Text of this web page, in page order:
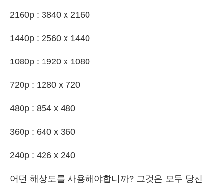
2160p : 3840 x 2160
1440p : 2560 x 1440
1080p : 1920 x 1080
720p : 1280 x 720
480p : 854 x 480
360p : 640 x 360
240p : 426 x 240
어떤 해상도를 사용해야합니까? 그것은 모두 당신